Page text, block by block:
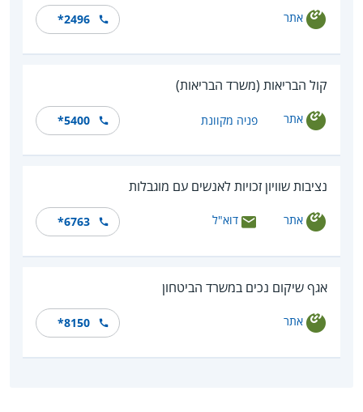
אתר *2496
קול הבריאות (משרד הבריאות)
אתר פניה מקוונת *5400
נציבות שוויון זכויות לאנשים עם מוגבלות
אתר דוא"ל *6763
אגף שיקום נכים במשרד הביטחון
אתר *8150